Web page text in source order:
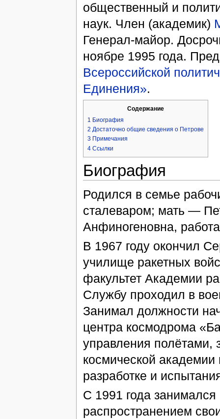
общественный и
наук. Член (академик)
Генерал-майор.
ноябре 1995 года.
Всероссийской
Единения».
Содержание
1 Биография
2 Достаточно общие сведения о Петрове
3 Примечания
4 Ссылки
Биография
Родился в семье
сталеваром; мать —
Анфиногеновна,
В 1967 году окончил
училище ракетных
факультет Академии
Службу проходил в
Занимал должности
центра космодрома
управления полётами,
космической
разработке и
С 1991 года занимался
распространением